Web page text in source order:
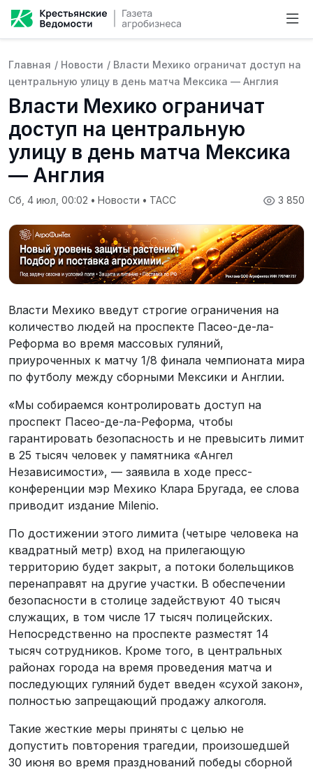
Главная / Новости / Власти Мехико ограничат доступ на
центральную улицу в день матча Мексика — Англия
Власти Мехико ограничат
доступ на центральную
улицу в день матча Мексика
— Англия
3 850
Сб, 4 июл, 00:02 • Новости • ТАСС
Власти Мехико введут строгие ограничения на
количество людей на проспекте Пасео-де-ла-
Реформа во время массовых гуляний,
приуроченных к матчу 1/8 финала чемпионата мира
по футболу между сборными Мексики и Англии.
«Мы собираемся контролировать доступ на
проспект Пасео-де-ла-Реформа, чтобы
гарантировать безопасность и не превысить лимит
в 25 тысяч человек у памятника «Ангел
Независимости», — заявила в ходе пресс-
конференции мэр Мехико Клара Бругада, ее слова
приводит издание Milenio.
По достижении этого лимита (четыре человека на
квадратный метр) вход на прилегающую
территорию будет закрыт, а потоки болельщиков
перенаправят на другие участки. В обеспечении
безопасности в столице задействуют 40 тысяч
служащих, в том числе 17 тысяч полицейских.
Непосредственно на проспекте разместят 14
тысяч сотрудников. Кроме того, в центральных
районах города на время проведения матча и
последующих гуляний будет введен «сухой закон»,
полностью запрещающий продажу алкоголя.
Такие жесткие меры приняты с целью не
допустить повторения трагедии, произошедшей
30 июня во время празднований победы сборной